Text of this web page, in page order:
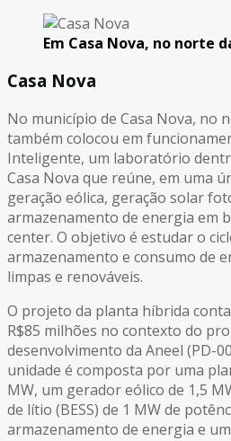
Em Casa Nova, no norte
Casa Nova
No município de Casa Nova, no
também colocou em
Inteligente, um laboratório
Casa Nova que reúne, em uma
geração eólica, geração solar
armazenamento de energia em
center. O objetivo é estudar o
armazenamento e consumo de
limpas e renováveis.
O projeto da planta híbrida
R$85 milhões no contexto do
desenvolvimento da Aneel (PD-
unidade é composta por uma
MW, um gerador eólico de 1,5
de lítio (BESS) de 1 MW de
armazenamento de energia e